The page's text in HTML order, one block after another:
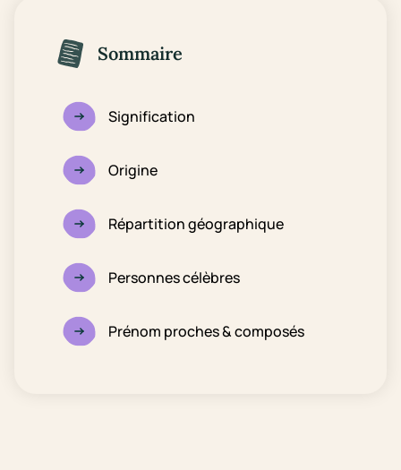
Sommaire
Signification
Origine
Répartition géographique
Personnes célèbres
Prénom proches & composés